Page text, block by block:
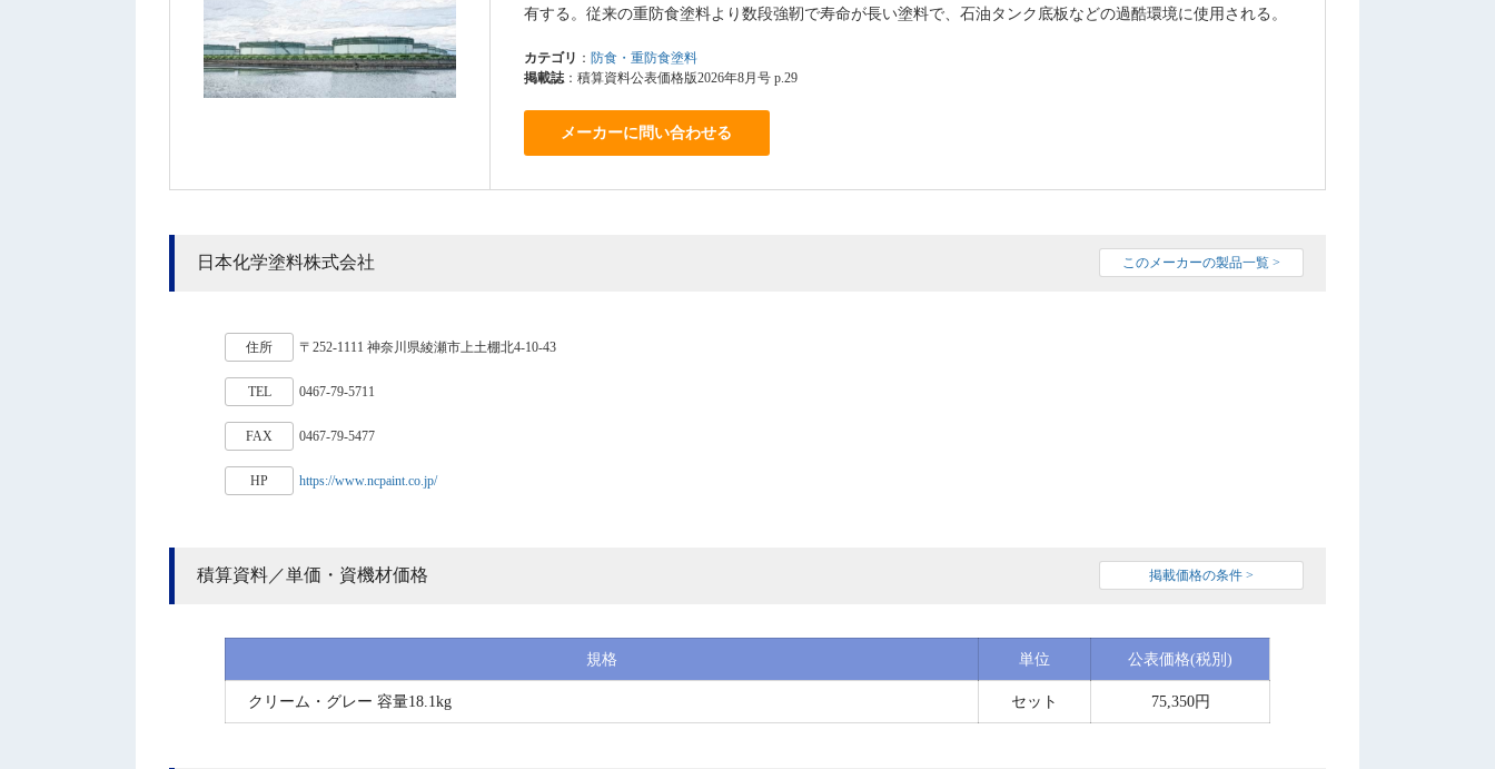
有する。従来の重防食塗料より数段強靭で寿命が長い塗料で、石油タンク底板などの過酷環境に使用される。
カテゴリ ： 防食・重防食塗料
掲載誌：積算資料公表価格版2026年8月号 p.29
メーカーに問い合わせる
日本化学塗料株式会社 このメーカーの製品一覧 >
住所 〒252-1111 神奈川県綾瀬市上土棚北4-10-43
TEL 0467-79-5711
FAX 0467-79-5477
HP https://www.ncpaint.co.jp/
積算資料／単価・資機材価格 掲載価格の条件 >
規格 単位 公表価格(税別)
クリーム・グレー 容量18.1kg セット 75,350円